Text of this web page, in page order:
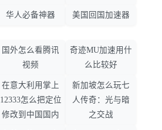
华人必备神器 美国回国加速器
国外怎么看腾讯
视频
奇迹MU加速用什
么比较好
在意大利用掌上
12333怎么把定位
修改到中国国内
新加坡怎么玩七
人传奇：光与暗
之交战